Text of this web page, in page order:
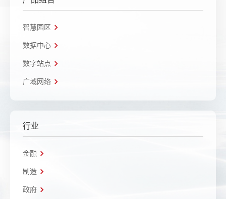
智慧园区
数据中心
数字站点
广域网络
行业
金融
制造
政府